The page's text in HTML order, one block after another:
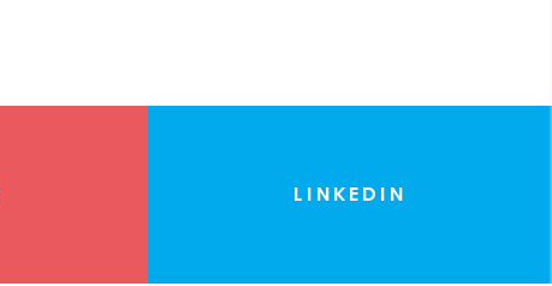
LINKEDIN